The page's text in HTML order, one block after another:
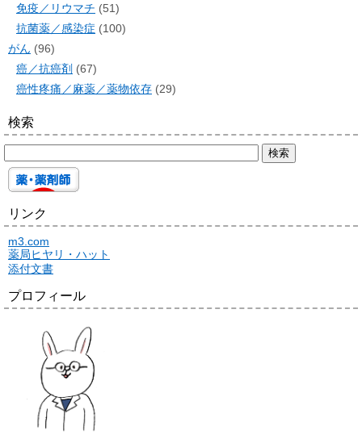
免疫／リウマチ (51)
抗菌薬／感染症 (100)
がん (96)
癌／抗癌剤 (67)
癌性疼痛／麻薬／薬物依存 (29)
検索
リンク
m3.com
薬局ヒヤリ・ハット
添付文書
プロフィール